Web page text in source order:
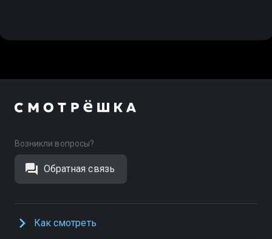
Возникли вопросы?
Обратная связь
Как смотреть